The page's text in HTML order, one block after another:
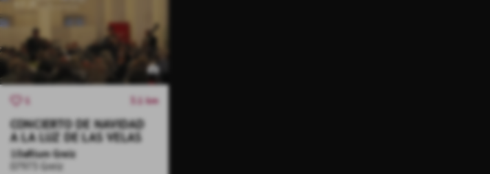
1 3.1 km
CONCIERTO DE NAVIDAD
A LA LUZ DE LAS VELAS
10aRium Greiz
07973 Greiz